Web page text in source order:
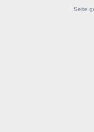
Seite